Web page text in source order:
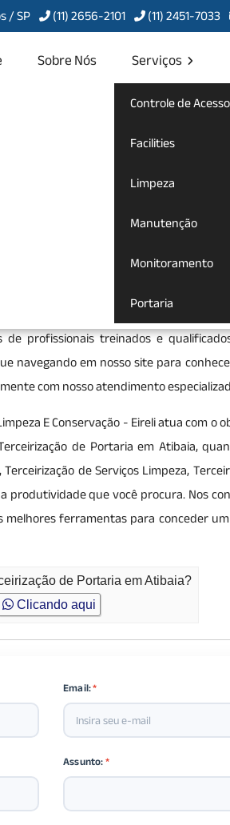
/ SP (11) 2656-2101 (11) 2451-7033
Sobre Nós Serviços
Controle de Acesso
Facilities
Limpeza
Manutenção
Monitoramento
Portaria
Portaria, Limpeza e Conservação,
profissionais treinados e
navegando em nosso site para
com nosso atendimento
E Conservação - Eireli atua com o
de Portaria em Atibaia,
de Serviços Limpeza,
produtividade que você procura. Nos
ferramentas para conceder
de Portaria em Atibaia?
Clicando aqui
Email:*
Assunto:*